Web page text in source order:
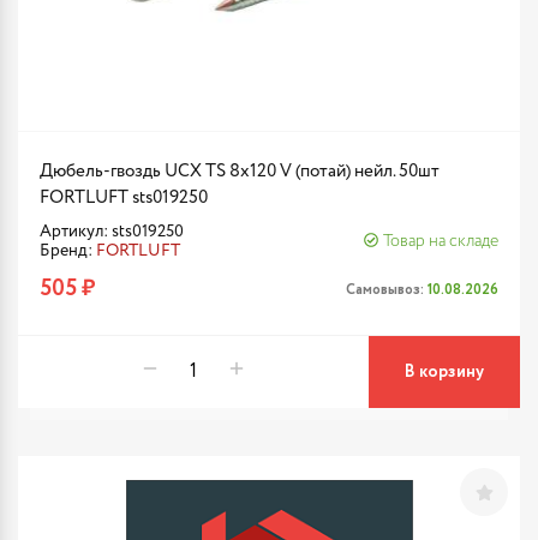
Дюбель-гвоздь UCX TS 8х120 V (потай) нейл. 50шт
FORTLUFT sts019250
Артикул: sts019250
Бренд: FORTLUFT
Товар на складе
505 ₽ Самовывоз: 10.08.2026
В корзину